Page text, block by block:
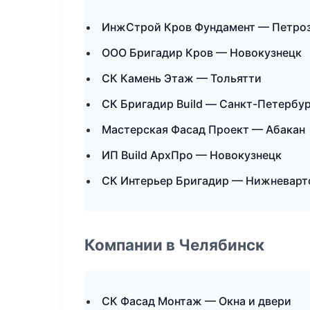
ИнжСтрой Кров Фундамент —
ООО Бригадир Кров — Новокузнецк
СК Камень Этаж — Тольятти
СК Бригадир Build — Санкт-
Мастерская Фасад Проект — Абакан
ИП Build АрхПро — Новокузнецк
СК Интерьер Бригадир —
Компании в Челябинск
СК Фасад Монтаж — Окна и двери